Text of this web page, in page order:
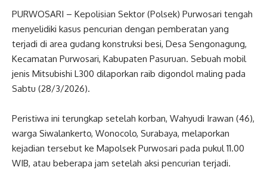
PURWOSARI – Kepolisian Sektor (Polsek) Purwosari tengah
menyelidiki kasus pencurian dengan pemberatan yang
terjadi di area gudang konstruksi besi, Desa Sengonagung,
Kecamatan Purwosari, Kabupaten Pasuruan. Sebuah mobil
jenis Mitsubishi L300 dilaporkan raib digondol maling pada
Sabtu (28/3/2026).
‎Peristiwa ini terungkap setelah korban, Wahyudi Irawan (46),
warga Siwalankerto, Wonocolo, Surabaya, melaporkan
kejadian tersebut ke Mapolsek Purwosari pada pukul 11.00
WIB, atau beberapa jam setelah aksi pencurian terjadi.